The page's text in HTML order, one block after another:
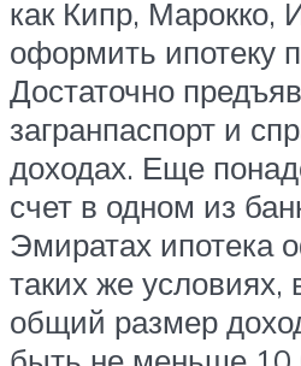
как Кипр, Марокко,
оформить ипотеку
Достаточно
загранпаспорт и
доходах. Еще
счет в одном из
Эмиратах ипотека
таких же условиях,
общий размер